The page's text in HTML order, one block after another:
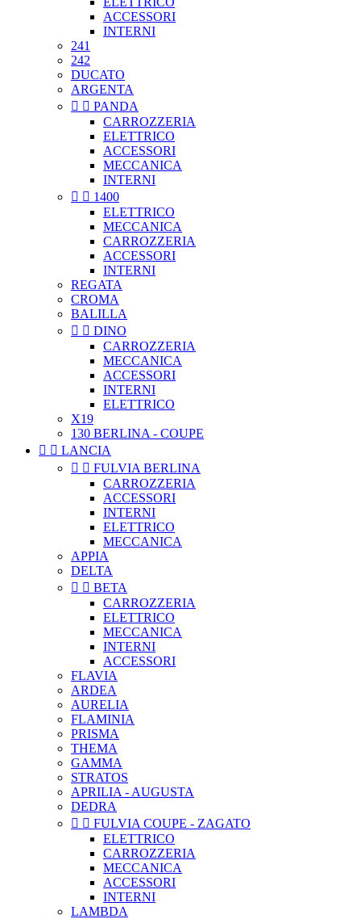
ACCESSORI
INTERNI
241
242
DUCATO
ARGENTA
  PANDA
CARROZZERIA
ELETTRICO
ACCESSORI
MECCANICA
INTERNI
  1400
ELETTRICO
MECCANICA
CARROZZERIA
ACCESSORI
INTERNI
REGATA
CROMA
BALILLA
  DINO
CARROZZERIA
MECCANICA
ACCESSORI
INTERNI
ELETTRICO
X19
130 BERLINA - COUPE
  LANCIA
  FULVIA BERLINA
CARROZZERIA
ACCESSORI
INTERNI
ELETTRICO
MECCANICA
APPIA
DELTA
  BETA
CARROZZERIA
ELETTRICO
MECCANICA
INTERNI
ACCESSORI
FLAVIA
ARDEA
AURELIA
FLAMINIA
PRISMA
THEMA
GAMMA
STRATOS
APRILIA - AUGUSTA
DEDRA
  FULVIA COUPE - ZAGATO
ELETTRICO
CARROZZERIA
MECCANICA
ACCESSORI
INTERNI
LAMBDA